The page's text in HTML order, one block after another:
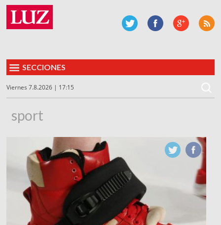
SECCIONES
Viernes 7.8.2026 | 17:15
sport